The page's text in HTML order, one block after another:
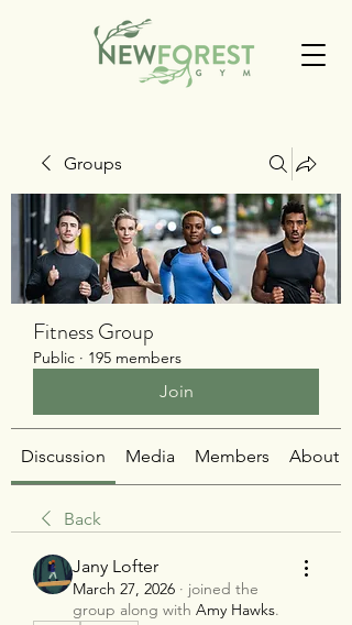
Groups
Fitness Group
Public · 195 members
Join
Discussion Media Members About
Back
Jany Lofter
March 27, 2026 · joined the
group along with Amy Hawks.